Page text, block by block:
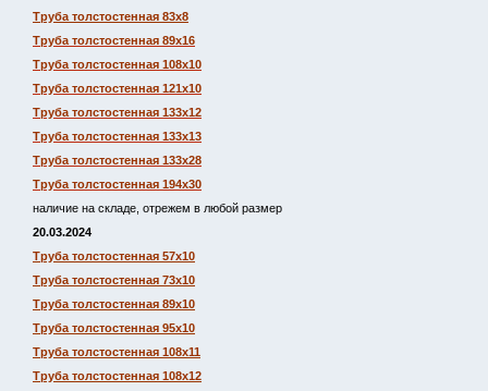
Труба толстостенная 83х8
Труба толстостенная 89х16
Труба толстостенная 108х10
Труба толстостенная 121х10
Труба толстостенная 133х12
Труба толстостенная 133х13
Труба толстостенная 133х28
Труба толстостенная 194х30
наличие на складе, отрежем в любой размер
20.03.2024
Труба толстостенная 57х10
Труба толстостенная 73х10
Труба толстостенная 89х10
Труба толстостенная 95х10
Труба толстостенная 108х11
Труба толстостенная 108х12